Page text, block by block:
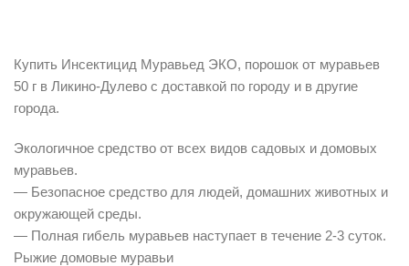
Купить Инсектицид Муравьед ЭКО, порошок от муравьев
50 г в Ликино-Дулево с доставкой по городу и в другие
города.
Экологичное средство от всех видов садовых и домовых
муравьев.
— Безопасное средство для людей, домашних животных и
окружающей среды.
— Полная гибель муравьев наступает в течение 2-3 суток.
Рыжие домовые муравьи